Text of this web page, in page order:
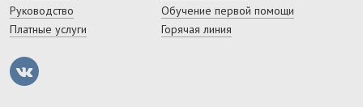
Руководство
Платные услуги
Обучение первой помощи
Горячая линия